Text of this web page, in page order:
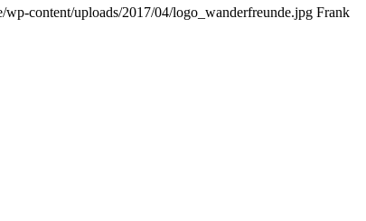
wp-content/uploads/2017/04/logo_wanderfreunde.jpg Frank